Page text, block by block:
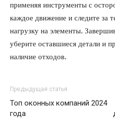
применяя инструменты с
каждое движение и следите за
нагрузку на элементы.
уберите оставшиеся детали и
наличие отходов.
Предыдущая статья
Топ оконных компаний 2024
года